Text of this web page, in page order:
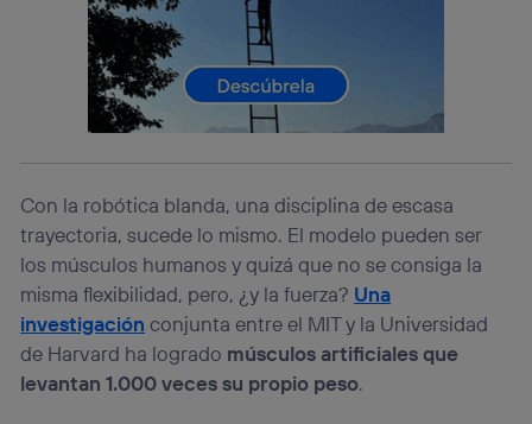
Con la robótica blanda, una disciplina de escasa
trayectoria, sucede lo mismo. El modelo pueden ser
los músculos humanos y quizá que no se consiga la
misma flexibilidad, pero, ¿y la fuerza? Una
investigación conjunta entre el MIT y la Universidad
de Harvard ha logrado músculos artificiales que
levantan 1.000 veces su propio peso.
consienta el uso de la tecnología recibirá el mismo
identificador. Típicamente:
Si utilizas unaconexión de banda ancha
el marketing o análisis se realizará en función de las
actividades de navegación de los miembros del hogar
que hayan dado su consentimiento.
Si utilizasdatos móviles, el marketing será más
navegación del usuario del móvil.
Puedes gestionar los consentimientos Utiq seleccionando
“Administrar Utiq” en la parte inferior de esta página web o
visitando el portal de privacidad de Utiq
. Para más información, consulta
la política de privacidad de Utiq .